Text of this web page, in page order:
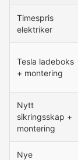
Timespris
elektriker
Tesla ladeboks
+ montering
Nytt
sikringsskap +
montering
Nye